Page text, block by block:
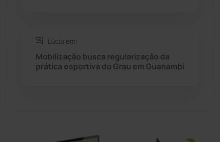
Lúcia em:
Mobilização busca regularização da
prática esportiva do Grau em Guanambi